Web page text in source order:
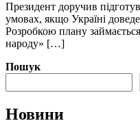
️Президент доручив
умовах, якщо Україні
Розробкою плану
народу» […]
Пошук
Новини